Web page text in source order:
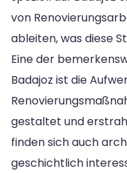
von
ableiten, was diese
Eine der
Badajoz ist die
gestaltet und
finden sich auch
geschichtlich